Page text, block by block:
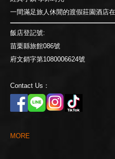
一間滿足旅人休閒的渡假莊園酒店
飯店登記號:
苗栗縣旅館086號
府文銷字第1080006624號
Contact Us：
MORE